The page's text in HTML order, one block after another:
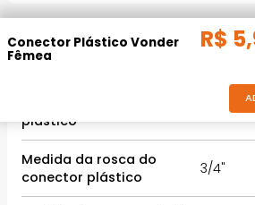
Conector Plástico Vonder
Fêmea
R$ 5,
INFORMAÇÕES TÉCNICAS
plástico
Medida da rosca do
conector plástico
3/4"